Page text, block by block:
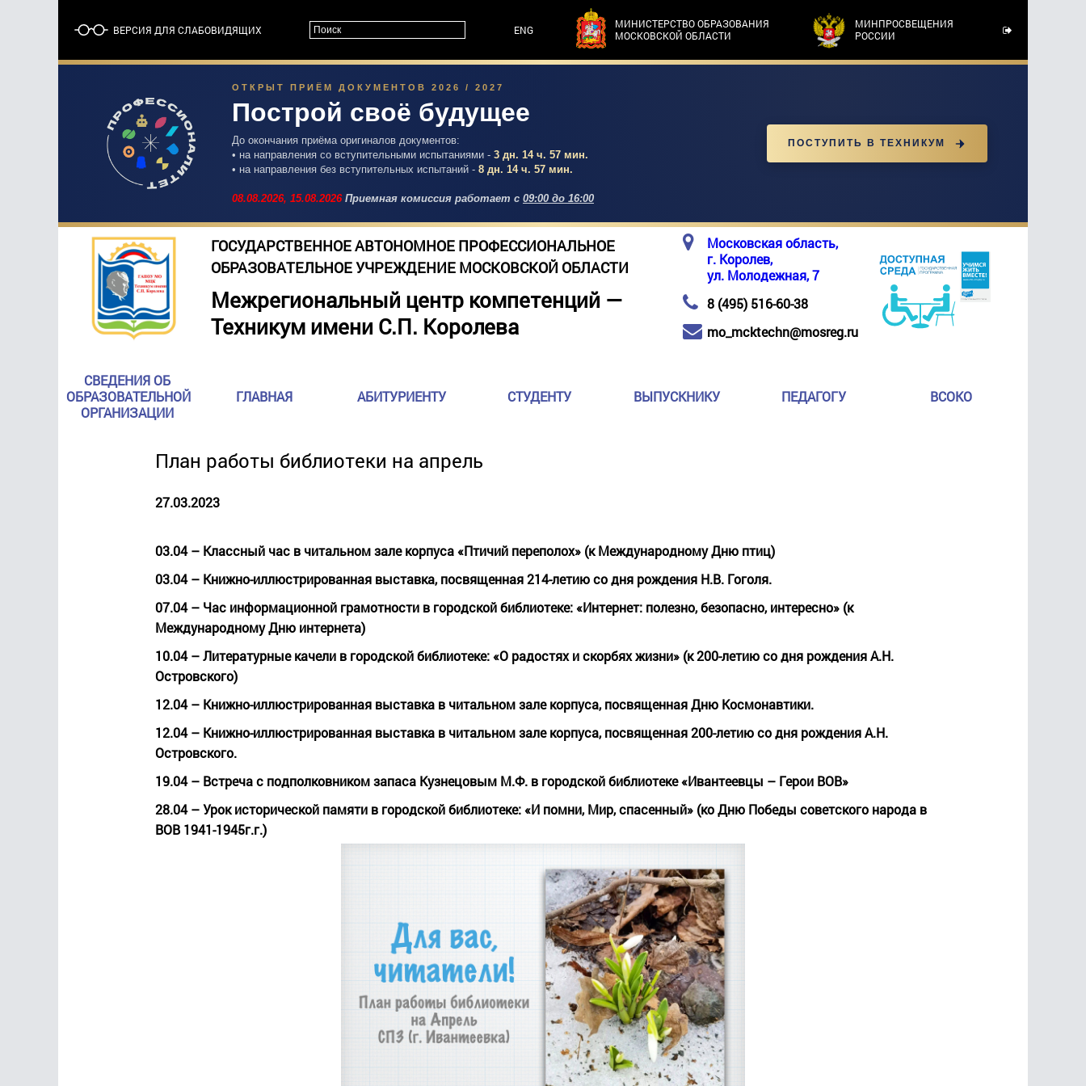
ВЕРСИЯ ДЛЯ СЛАБОВИДЯЩИХ ENG
МИНИСТЕРСТВО ОБРАЗОВАНИЯ
МОСКОВСКОЙ ОБЛАСТИ
МИНПРОСВЕЩЕНИЯ
РОССИИ
ОТКРЫТ ПРИЁМ ДОКУМЕНТОВ 2026 / 2027
Построй своё будущее
До окончания приёма оригиналов документов:
• на направления со вступительными испытаниями - 3 дн. 14 ч. 57 мин.
• на направления без вступительных испытаний - 8 дн. 14 ч. 57 мин.
08.08.2026, 15.08.2026Приемная комиссия работает с 09:00 до 16:00
ПОСТУПИТЬ В ТЕХНИКУМ
ГОСУДАРСТВЕННОЕ АВТОНОМНОЕ ПРОФЕССИОНАЛЬНОЕ
ОБРАЗОВАТЕЛЬНОЕ УЧРЕЖДЕНИЕ МОСКОВСКОЙ ОБЛАСТИ
Межрегиональный центр компетенций —
Техникум имени С.П. Королева
Московская область,
г. Королев,
ул. Молодежная, 7
8 (495) 516-60-38
mo_mcktechn@mosreg.ru
СВЕДЕНИЯ ОБ
ОБРАЗОВАТЕЛЬНОЙ
ОРГАНИЗАЦИИ
ГЛАВНАЯ АБИТУРИЕНТУ СТУДЕНТУ ВЫПУСКНИКУ ПЕДАГОГУ ВСОКО
План работы библиотеки на апрель
27.03.2023
03.04– Классный час в читальном зале корпуса «Птичий переполох» (к Международному Дню птиц)
03.04– Книжно-иллюстрированная выставка, посвященная 214-летию со дня рождения Н.В. Гоголя.
07.04– Час информационной грамотности в городской библиотеке: «Интернет: полезно, безопасно, интересно» (к
Международному Дню интернета)
10.04– Литературные качели в городской библиотеке: «О радостях и скорбях жизни» (к 200-летию со дня рождения А.Н.
Островского)
12.04– Книжно-иллюстрированная выставка в читальном зале корпуса, посвященная Дню Космонавтики.
12.04– Книжно-иллюстрированная выставка в читальном зале корпуса, посвященная 200-летию со дня рождения А.Н.
Островского.
19.04– Встреча с подполковником запаса Кузнецовым М.Ф. в городской библиотеке «Ивантеевцы – Герои ВОВ»
28.04– Урок исторической памяти в городской библиотеке: «И помни, Мир, спасенный» (ко Дню Победы советского народа в
ВОВ 1941-1945г.г.)